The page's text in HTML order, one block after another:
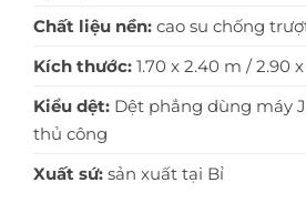
Chất liệu nền: cao su chống
Kích thước: 1.70 x 2.40 m / 2.90
Kiểu dệt: Dệt phẳng dùng máy
thủ công
Xuất sứ: sản xuất tại Bỉ